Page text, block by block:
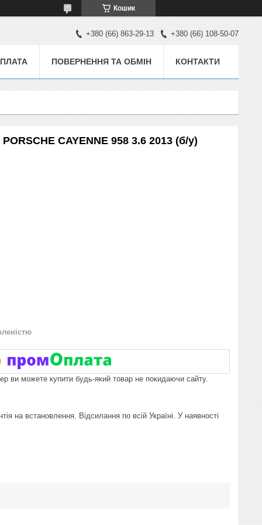
Кошик
+380 (66) 863-29-13 +380 (66) 108-50-07
ПОВЕРНЕННЯ ТА ОБМІН КОНТАКТИ
CAYENNE 958 3.6 2013 (б/у)
ви можете купити будь-який товар не покидаючи сайту.
на встановлення. Відсилання по всій Україні. У наявності